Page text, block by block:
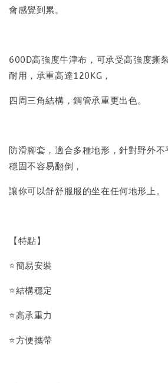
會感覺到累。
600D高強度牛津布，可承受高強度撕
耐用，承重高達120KG，
四周三角結構，鋼管承重更出色。
防滑腳套，適合多種地形，針對野外
穩固不容易翻倒，
讓你可以舒舒服服的坐在任何地形上。
【特點】
⭐簡易安裝
⭐結構穩定
⭐高承重力
⭐方便攜帶